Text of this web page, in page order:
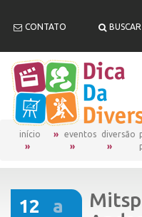
CONTATO BUSCAR
início eventos diversão
12
a